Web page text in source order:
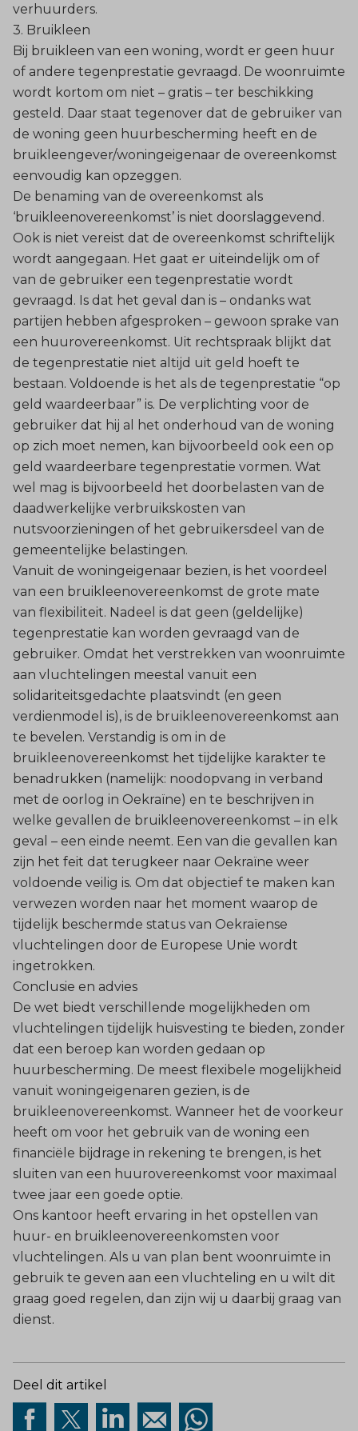
verhuurders.
3. Bruikleen
Bij bruikleen van een woning, wordt er geen huur
of andere tegenprestatie gevraagd. De woonruimte
wordt kortom om niet – gratis – ter beschikking
gesteld. Daar staat tegenover dat de gebruiker van
de woning geen huurbescherming heeft en de
bruikleengever/woningeigenaar de overeenkomst
eenvoudig kan opzeggen.
De benaming van de overeenkomst als
‘bruikleenovereenkomst’ is niet doorslaggevend.
Ook is niet vereist dat de overeenkomst schriftelijk
wordt aangegaan. Het gaat er uiteindelijk om of
van de gebruiker een tegenprestatie wordt
gevraagd. Is dat het geval dan is – ondanks wat
partijen hebben afgesproken – gewoon sprake van
een huurovereenkomst. Uit rechtspraak blijkt dat
de tegenprestatie niet altijd uit geld hoeft te
bestaan. Voldoende is het als de tegenprestatie “op
geld waardeerbaar” is. De verplichting voor de
gebruiker dat hij al het onderhoud van de woning
op zich moet nemen, kan bijvoorbeeld ook een op
geld waardeerbare tegenprestatie vormen. Wat
wel mag is bijvoorbeeld het doorbelasten van de
daadwerkelijke verbruikskosten van
nutsvoorzieningen of het gebruikersdeel van de
gemeentelijke belastingen.
Vanuit de woningeigenaar bezien, is het voordeel
van een bruikleenovereenkomst de grote mate
van flexibiliteit. Nadeel is dat geen (geldelijke)
tegenprestatie kan worden gevraagd van de
gebruiker. Omdat het verstrekken van woonruimte
aan vluchtelingen meestal vanuit een
solidariteitsgedachte plaatsvindt (en geen
verdienmodel is), is de bruikleenovereenkomst aan
te bevelen. Verstandig is om in de
bruikleenovereenkomst het tijdelijke karakter te
benadrukken (namelijk: noodopvang in verband
met de oorlog in Oekraïne) en te beschrijven in
welke gevallen de bruikleenovereenkomst – in elk
geval – een einde neemt. Een van die gevallen kan
zijn het feit dat terugkeer naar Oekraïne weer
voldoende veilig is. Om dat objectief te maken kan
verwezen worden naar het moment waarop de
tijdelijk beschermde status van Oekraïense
vluchtelingen door de Europese Unie wordt
ingetrokken.
Conclusie en advies
De wet biedt verschillende mogelijkheden om
vluchtelingen tijdelijk huisvesting te bieden, zonder
dat een beroep kan worden gedaan op
huurbescherming. De meest flexibele mogelijkheid
vanuit woningeigenaren gezien, is de
bruikleenovereenkomst. Wanneer het de voorkeur
heeft om voor het gebruik van de woning een
financiële bijdrage in rekening te brengen, is het
sluiten van een huurovereenkomst voor maximaal
twee jaar een goede optie.
Ons kantoor heeft ervaring in het opstellen van
huur- en bruikleenovereenkomsten voor
vluchtelingen. Als u van plan bent woonruimte in
gebruik te geven aan een vluchteling en u wilt dit
graag goed regelen, dan zijn wij u daarbij graag van
dienst.
Deel dit artikel